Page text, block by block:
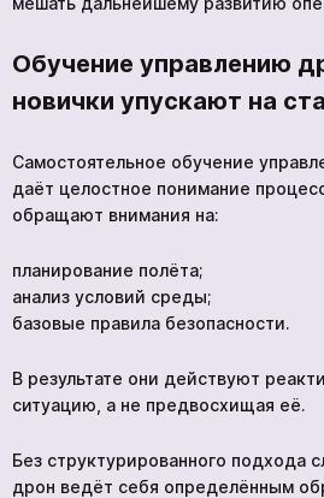
Обучение управлению
новички упускают на
Самостоятельное обучение
даёт целостное понимание
обращают внимания на:
планирование полёта;
анализ условий среды;
базовые правила безопасности.
В результате они действуют
ситуацию, а не предвосхищая её.
Без структурированного подхода
дрон ведёт себя определённым